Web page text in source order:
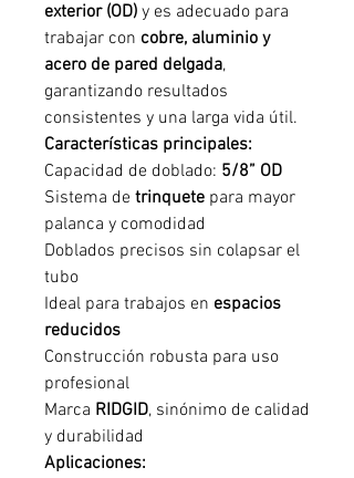
exterior (OD) y es adecuado para
trabajar con cobre, aluminio y
acero de pared delgada,
garantizando resultados
consistentes y una larga vida útil.
Características principales:
Capacidad de doblado: 5/8” OD
Sistema de trinquete para mayor
palanca y comodidad
Doblados precisos sin colapsar el
tubo
Ideal para trabajos en espacios
reducidos
Construcción robusta para uso
profesional
Marca RIDGID, sinónimo de calidad
y durabilidad
Aplicaciones: